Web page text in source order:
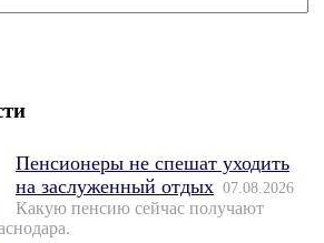
Пенсионеры не спешат уходить
на заслуженный отдых 07.08.2026
Какую пенсию сейчас получают